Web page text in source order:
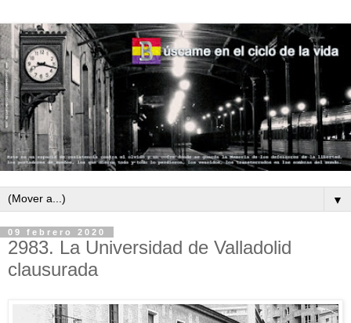
▼
09 febrero 2020
2983. La Universidad de Valladolid
clausurada